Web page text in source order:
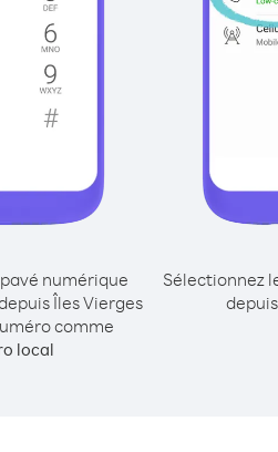
numérique
Îles Vierges
comme
local
Sélectionnez